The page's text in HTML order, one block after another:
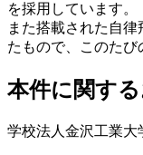
を採用しています。
また搭載された自
たもので、このたび
本件に関す
学校法人金沢工業大